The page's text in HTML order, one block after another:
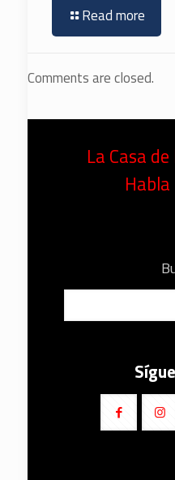
Read more
Comments are closed.
La Casa